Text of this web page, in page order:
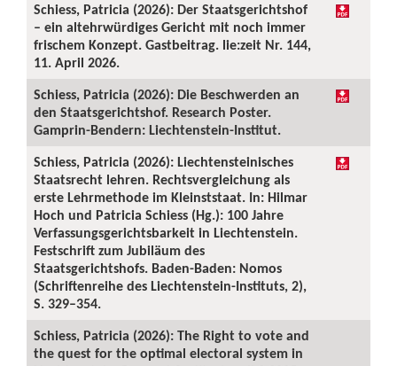
Schiess, Patricia (2026): Der Staatsgerichtshof
– ein altehrwürdiges Gericht mit noch immer
frischem Konzept. Gastbeitrag. lie:zeit Nr. 144,
11. April 2026.
Schiess, Patricia (2026): Die Beschwerden an
den Staatsgerichtshof. Research Poster.
Gamprin-Bendern: Liechtenstein-Institut.
Schiess, Patricia (2026): Liechtensteinisches
Staatsrecht lehren. Rechtsvergleichung als
erste Lehrmethode im Kleinststaat. In: Hilmar
Hoch und Patricia Schiess (Hg.): 100 Jahre
Verfassungsgerichtsbarkeit in Liechtenstein.
Festschrift zum Jubiläum des
Staatsgerichtshofs. Baden-Baden: Nomos
(Schriftenreihe des Liechtenstein-Instituts, 2),
S. 329–354.
Schiess, Patricia (2026): The Right to vote and
the quest for the optimal electoral system in